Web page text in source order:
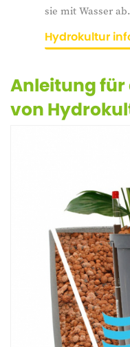
sie mit Wasser ab.
Hydrokultur
Anleitung für
von